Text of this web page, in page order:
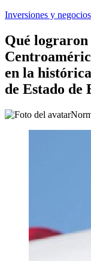
Inversiones y negocios
Qué lograron
en la
de Estado de